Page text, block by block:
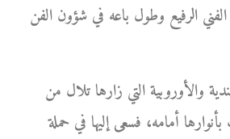
الفني الرفيع وطول باعه في شؤون الفن
والأوروبية التي زارها تلال من
أمامه، فسعى إليها في حملة